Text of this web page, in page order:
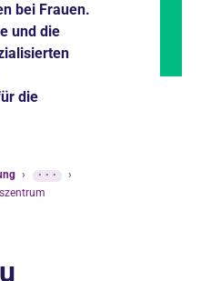
bei Frauen.
und die
die
› ···
›